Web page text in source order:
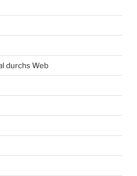
durchs Web